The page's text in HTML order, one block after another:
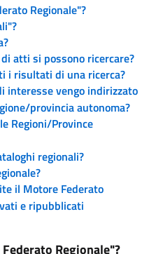
Regionale"?
atti si possono ricercare?
i risultati di una ricerca?
interesse vengo indirizzato
provincia autonoma?
Regioni/Province
regionali?
il Motore Federato
e ripubblicati
Regionale"?